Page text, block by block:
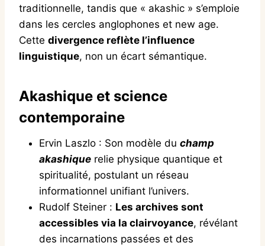
traditionnelle, tandis que « akashic » s’emploie
dans les cercles anglophones et new age.
Cette divergence reflète l’influence
linguistique, non un écart sémantique.
Akashique et science
contemporaine
Ervin Laszlo : Son modèle du champ
akashique relie physique quantique et
spiritualité, postulant un réseau
informationnel unifiant l’univers.
Rudolf Steiner : Les archives sont
accessibles via la clairvoyance, révélant
des incarnations passées et des